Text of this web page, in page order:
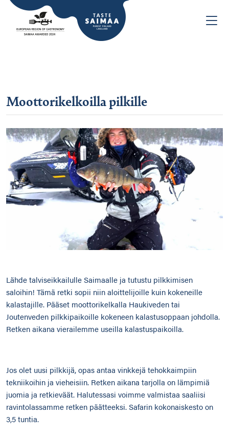
Moottorikelkoilla pilkille
Lähde talviseikkailulle Saimaalle ja tutustu pilkkimisen
saloihin! Tämä retki sopii niin aloittelijoille kuin kokeneille
kalastajille. Pääset moottorikelkalla Haukiveden tai
Joutenveden pilkkipaikoille kokeneen kalastusoppaan johdolla.
Retken aikana vierailemme useilla kalastuspaikoilla.
Jos olet uusi pilkkijä, opas antaa vinkkejä tehokkaimpiin
tekniikoihin ja vieheisiin. Retken aikana tarjolla on lämpimiä
juomia ja retkieväät. Halutessasi voimme valmistaa saaliisi
ravintolassamme retken päätteeksi. Safarin kokonaiskesto on
3,5 tuntia.